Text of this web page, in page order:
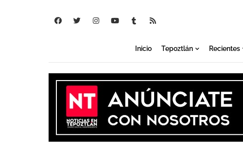
Inicio Tepoztlán Recientes